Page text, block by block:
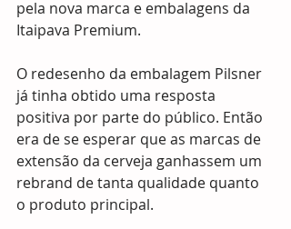
pela nova marca e embalagens da
Itaipava Premium.
O redesenho da embalagem Pilsner
já tinha obtido uma resposta
positiva por parte do público. Então
era de se esperar que as marcas de
extensão da cerveja ganhassem um
rebrand de tanta qualidade quanto
o produto principal.